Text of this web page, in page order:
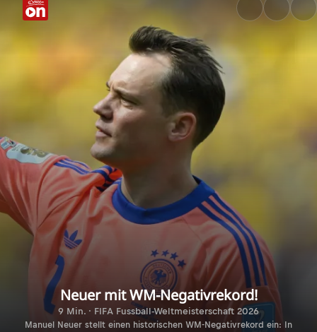
Neuer mit WM-Negativrekord!
9 Min. · FIFA Fussball-Weltmeisterschaft 2026
Manuel Neuer stellt einen historischen WM-Negativrekord ein: In